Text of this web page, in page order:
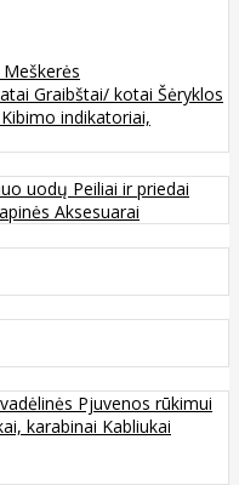
Meškerės
Graibštai/ kotai Šėryklos
Kibimo indikatoriai,
uodų Peiliai ir priedai
Aksesuarai
Pjuvenos rūkimui
karabinai Kabliukai